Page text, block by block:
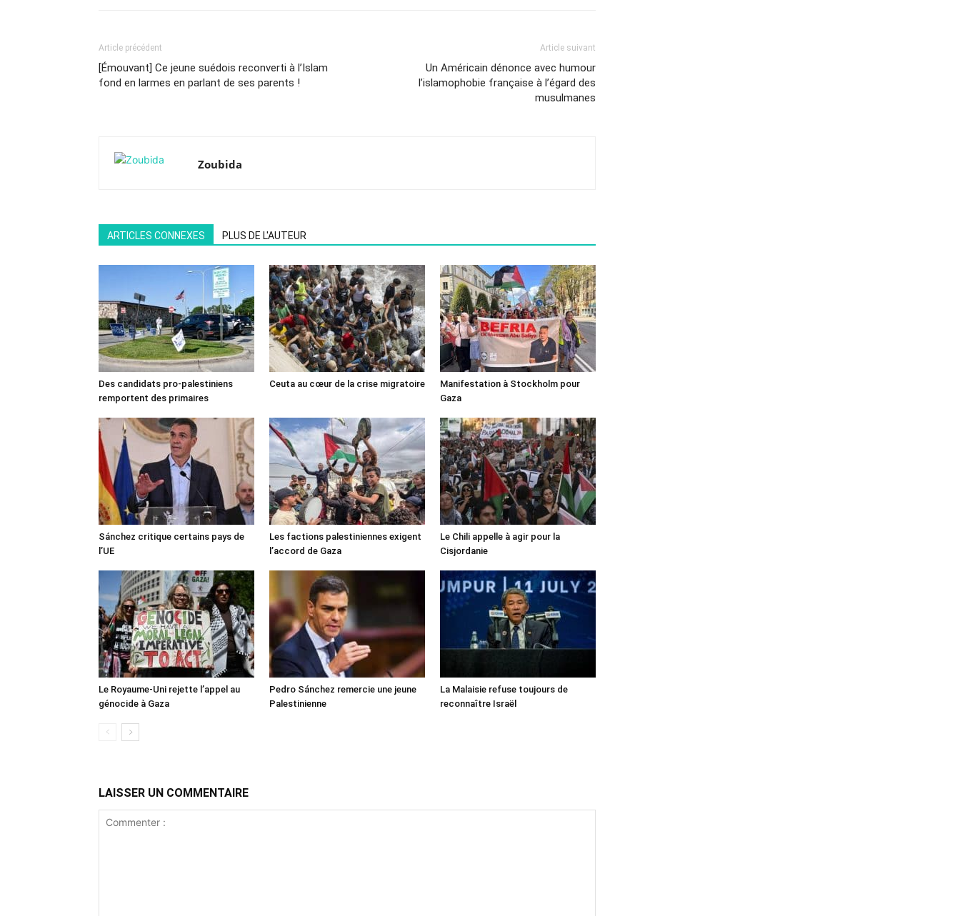
Article précédent
[Émouvant] Ce jeune suédois reconverti à l’Islam
fond en larmes en parlant de ses parents !
Article suivant
Un Américain dénonce avec humour
l’islamophobie française à l’égard des
musulmanes
Zoubida
ARTICLES CONNEXES PLUS DE L'AUTEUR
Des candidats pro-palestiniens
remportent des primaires
Ceuta au cœur de la crise migratoire
Manifestation à Stockholm pour
Gaza
Sánchez critique certains pays de
l’UE
Les factions palestiniennes exigent
l’accord de Gaza
Le Chili appelle à agir pour la
Cisjordanie
Le Royaume-Uni rejette l’appel au
génocide à Gaza
Pedro Sánchez remercie une jeune
Palestinienne
La Malaisie refuse toujours de
reconnaître Israël
LAISSER UN COMMENTAIRE